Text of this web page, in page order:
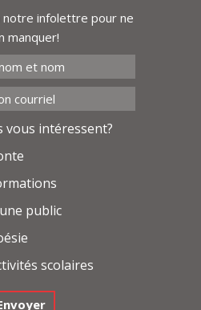
notre infolettre pour ne
manquer!
vous intéressent?
public
scolaires